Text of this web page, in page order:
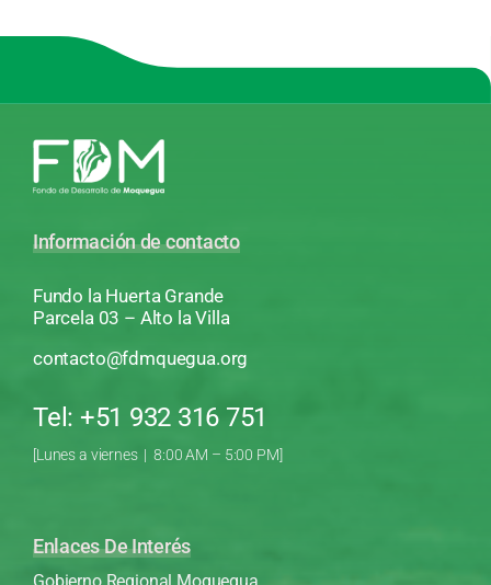
Información de contacto
Fundo la Huerta Grande
Parcela 03 – Alto la Villa
contacto@fdmquegua.org
Tel: +51 932 316 751
[Lunes a viernes | 8:00 AM – 5:00 PM]
Enlaces De Interés